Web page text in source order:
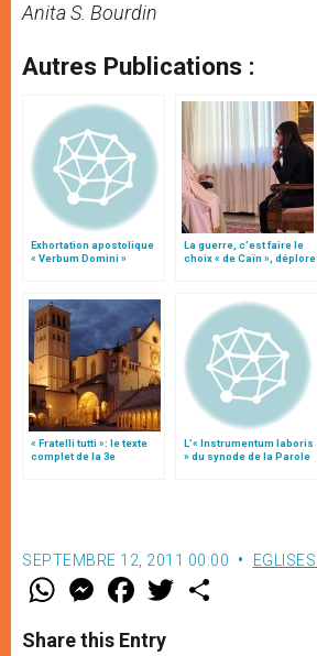
Anita S. Bourdin
Autres Publications :
Exhortation apostolique
« Verbum Domini »
La guerre, c’est faire le
choix « de Caïn », déplore
« Fratelli tutti »: le texte
complet de la 3e
L’« Instrumentum laboris
» du synode de la Parole
SEPTEMBRE 12, 2011 00:00
W
t
s
M
e
s
e
F
a
e
b
w
Share this Entry